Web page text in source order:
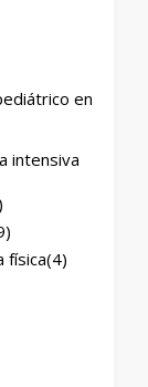
en
intensiva
física(4)